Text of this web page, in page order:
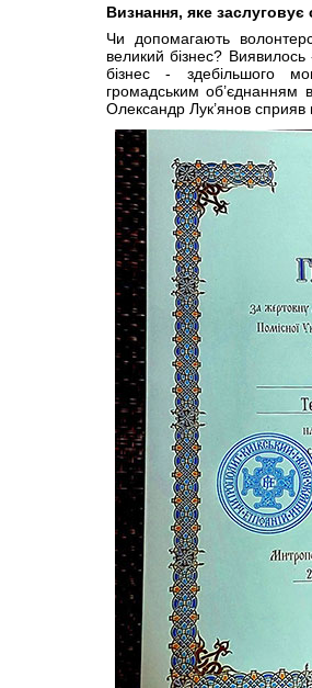
Визнання, яке заслуговує
Чи допомагають
великий бізнес?
бізнес - здебільшого
громадським об’єднанням
Олександр Лук’янов сприяв